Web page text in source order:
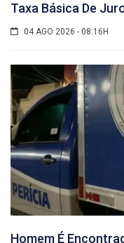
Taxa Básica De
04 AGO 2026 - 08:16H
Homem É